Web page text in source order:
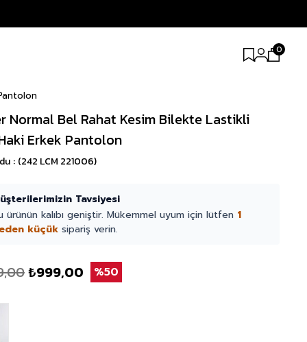
0
Normal Bel Rahat Kesim Bilekte Lastikli
Erkek Pantolon
(242 LCM 221006)
Tavsiyesi
ürünün kalıbı geniştir. Mükemmel uyum için lütfen 1
küçük sipariş verin.
₺999,00 50